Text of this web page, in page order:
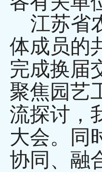
江苏省
体成员的
完成换届
聚焦园艺
流探讨，
大会。同
协同、融